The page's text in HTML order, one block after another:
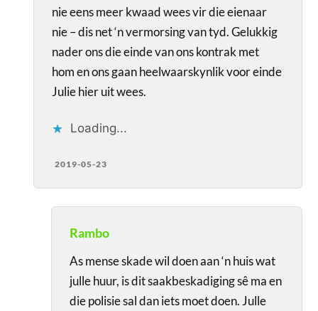
nie eens meer kwaad wees vir die eienaar
nie – dis net ‘n vermorsing van tyd. Gelukkig
nader ons die einde van ons kontrak met
hom en ons gaan heelwaarskynlik voor einde
Julie hier uit wees.
Loading...
2019-05-23
Rambo
As mense skade wil doen aan ‘n huis wat
julle huur, is dit saakbeskadiging sê ma en
die polisie sal dan iets moet doen. Julle